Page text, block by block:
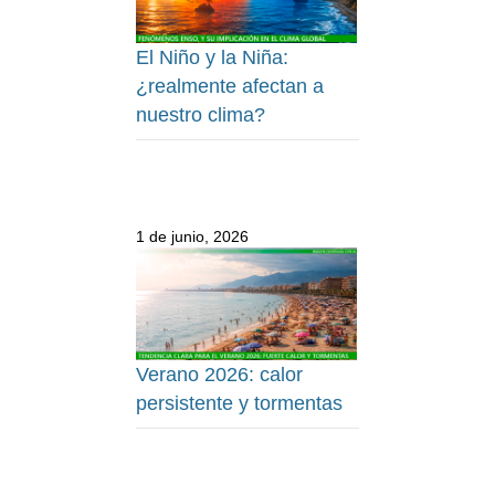
El Niño y la Niña:
¿realmente afectan a
nuestro clima?
1 de junio, 2026
Verano 2026: calor
persistente y tormentas